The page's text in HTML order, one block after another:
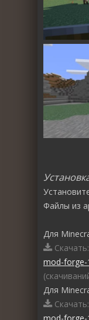
Файлы из
Для
Скачать:
mod-forge-
Для
Скачать:
mod-forge-